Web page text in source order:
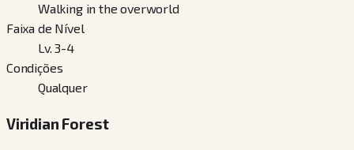
Walking in the overworld
Faixa de Nível
Lv. 3-4
Condições
Qualquer
Viridian Forest